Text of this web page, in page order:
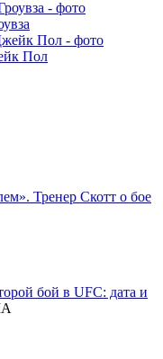
Пол
Тренер Скотт о бое
бой в UFC: дата и